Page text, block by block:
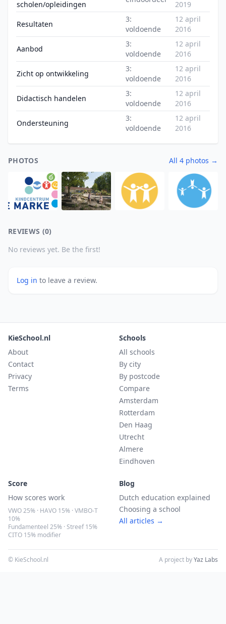
scholen/opleidingen 2019
Resultaten
3:
voldoende
12 april
2016
Aanbod
3:
voldoende
12 april
2016
Zicht op ontwikkeling
3:
voldoende
12 april
2016
Didactisch handelen
3:
voldoende
12 april
2016
Ondersteuning
3:
voldoende
12 april
2016
PHOTOS All 4 photos →
REVIEWS (0)
No reviews yet. Be the first!
Log in to leave a review.
KieSchool.nl
About
Contact
Privacy
Terms
Schools
All schools
By city
By postcode
Compare
Amsterdam
Rotterdam
Den Haag
Utrecht
Almere
Eindhoven
Score
How scores work
VWO 25% · HAVO 15% · VMBO-T
10%
Fundamenteel 25% · Streef 15%
CITO 15% modifier
Blog
Dutch education explained
Choosing a school
All articles →
© KieSchool.nl A project byYaz Labs